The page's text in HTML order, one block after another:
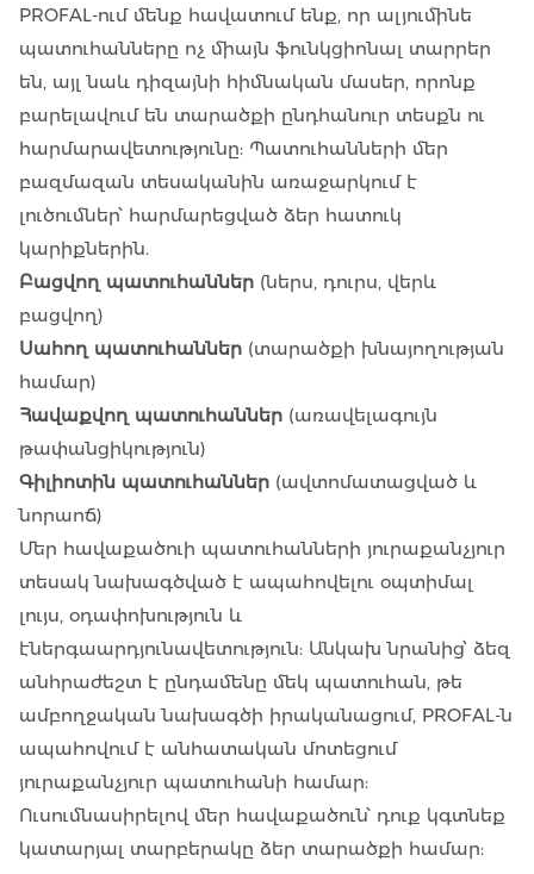
PROFAL-ում մենք հավատում ենք, որ ալյումինե
պատուհանները ոչ միայն ֆունկցիոնալ տարրեր
են, այլ նաև դիզայնի հիմնական մասեր, որոնք
բարելավում են տարածքի ընդհանուր տեսքն ու
հարմարավետությունը: Պատուհանների մեր
բազմազան տեսականին առաջարկում է
լուծումներ՝ հարմարեցված ձեր հատուկ
կարիքներին.
Բացվող պատուհաններ(ներս, դուրս, վերև
բացվող)
Սահող պատուհաններ(տարածքի խնայողության
համար)
Հավաքվող պատուհաններ(առավելագույն
թափանցիկություն)
Գիլիոտին պատուհաններ(ավտոմատացված և
նորաոճ)
Մեր հավաքածուի պատուհանների յուրաքանչյուր
տեսակ նախագծված է ապահովելու օպտիմալ
լույս, օդափոխություն և
էներգաարդյունավետություն: Անկախ նրանից՝ ձեզ
անհրաժեշտ է ընդամենը մեկ պատուհան, թե
ամբողջական նախագծի իրականացում, PROFAL-ն
ապահովում է անհատական մոտեցում
յուրաքանչյուր պատուհանի համար:
Ուսումնասիրելով մեր հավաքածուն՝ դուք կգտնեք
կատարյալ տարբերակը ձեր տարածքի համար: